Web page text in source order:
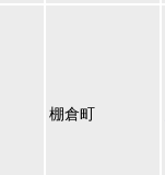
棚倉町